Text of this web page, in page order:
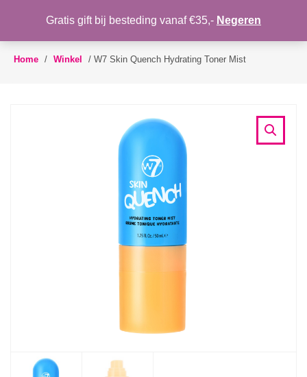
Toggle
WENSLIJST
Home / Winkel / W7 Skin Quench Hydrating Toner Mist
Gratis gift bij besteding vanaf €35,- Negeren